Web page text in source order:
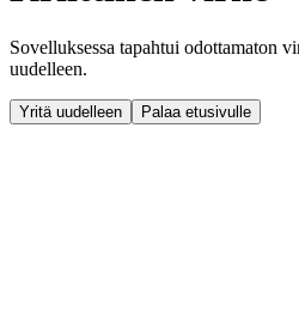
Sovelluksessa tapahtui odottamaton
uudelleen.
Yritä uudelleen Palaa etusivulle